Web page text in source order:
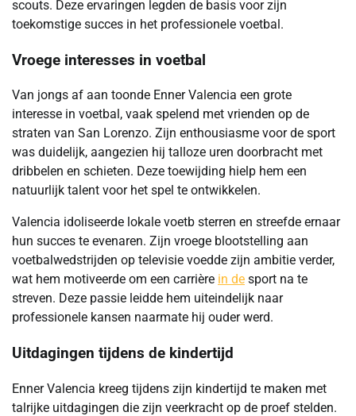
scouts. Deze ervaringen legden de basis voor zijn
toekomstige succes in het professionele voetbal.
Vroege interesses in voetbal
Van jongs af aan toonde Enner Valencia een grote
interesse in voetbal, vaak spelend met vrienden op de
straten van San Lorenzo. Zijn enthousiasme voor de sport
was duidelijk, aangezien hij talloze uren doorbracht met
dribbelen en schieten. Deze toewijding hielp hem een
natuurlijk talent voor het spel te ontwikkelen.
Valencia idoliseerde lokale voetb sterren en streefde ernaar
hun succes te evenaren. Zijn vroege blootstelling aan
voetbalwedstrijden op televisie voedde zijn ambitie verder,
wat hem motiveerde om een carrière in de sport na te
streven. Deze passie leidde hem uiteindelijk naar
professionele kansen naarmate hij ouder werd.
Uitdagingen tijdens de kindertijd
Enner Valencia kreeg tijdens zijn kindertijd te maken met
talrijke uitdagingen die zijn veerkracht op de proef stelden.